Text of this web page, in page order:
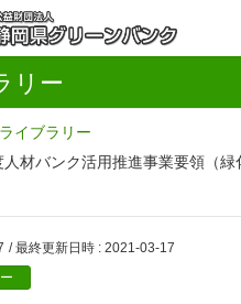
リー
ライブラリー
人材バンク活用推進事業要領（緑
/ 最終更新日時 : 2021-03-17